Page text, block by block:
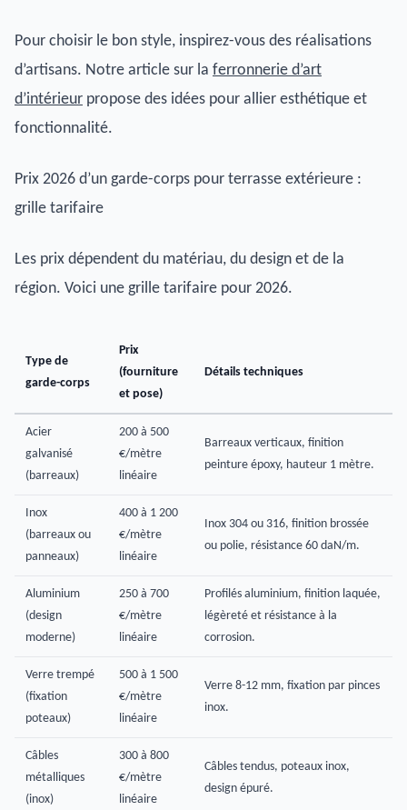
Pour choisir le bon style, inspirez-vous des réalisations
d’artisans. Notre article sur la ferronnerie d’art
d’intérieur propose des idées pour allier esthétique et
fonctionnalité.
Prix 2026 d’un garde-corps pour terrasse extérieure :
grille tarifaire
Les prix dépendent du matériau, du design et de la
région. Voici une grille tarifaire pour 2026.
Type de
garde-corps
Prix
(fourniture
et pose)
Détails techniques
Acier
galvanisé
(barreaux)
200 à 500
€/mètre
linéaire
Barreaux verticaux, finition
peinture époxy, hauteur 1 mètre.
Inox
(barreaux ou
panneaux)
400 à 1 200
€/mètre
linéaire
Inox 304 ou 316, finition brossée
ou polie, résistance 60 daN/m.
Aluminium
(design
moderne)
250 à 700
€/mètre
linéaire
Profilés aluminium, finition laquée,
légèreté et résistance à la
corrosion.
Verre trempé
(fixation
poteaux)
500 à 1 500
€/mètre
linéaire
Verre 8-12 mm, fixation par pinces
inox.
Câbles
métalliques
(inox)
300 à 800
€/mètre
linéaire
Câbles tendus, poteaux inox,
design épuré.